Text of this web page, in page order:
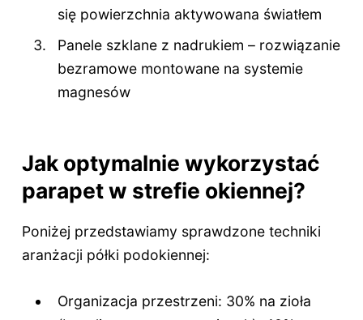
się powierzchnia aktywowana światłem
Panele szklane z nadrukiem – rozwiązanie
bezramowe montowane na systemie
magnesów
Jak optymalnie wykorzystać
parapet w strefie okiennej?
Poniżej przedstawiamy sprawdzone techniki
aranżacji półki podokiennej:
Organizacja przestrzeni: 30% na zioła